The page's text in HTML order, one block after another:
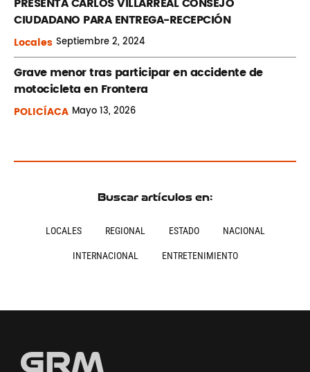
CIUDADANO PARA ENTREGA-RECEPCIÓN
Locales Septiembre2, 2024
Grave menor tras participar en accidente de
motocicleta en Frontera
POLICÍACA Mayo13, 2026
Buscar artículos en:
LOCALES REGIONAL ESTADO NACIONAL
INTERNACIONAL ENTRETENIMIENTO